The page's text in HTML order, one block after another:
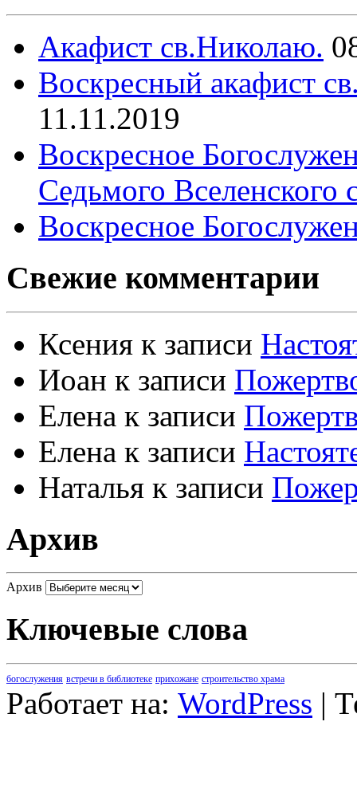
Акафист св.Николаю.
Воскресный акафист
11.11.2019
Воскресное
Седьмого Вселенского
Воскресное
Свежие комментарии
Ксения к записи
Иоан к записи
Елена к записи
Елена к записи
Наталья к записи
Архив
Архив
Ключевые слова
богослужения встречи в библиотеке прихожане строительство храма
Работает на: WordPress |